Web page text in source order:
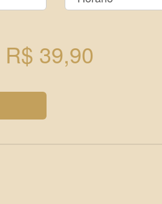
R$ 39,90